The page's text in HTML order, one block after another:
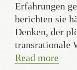
Erfahrungen
berichten sie
Denken, der
Read more